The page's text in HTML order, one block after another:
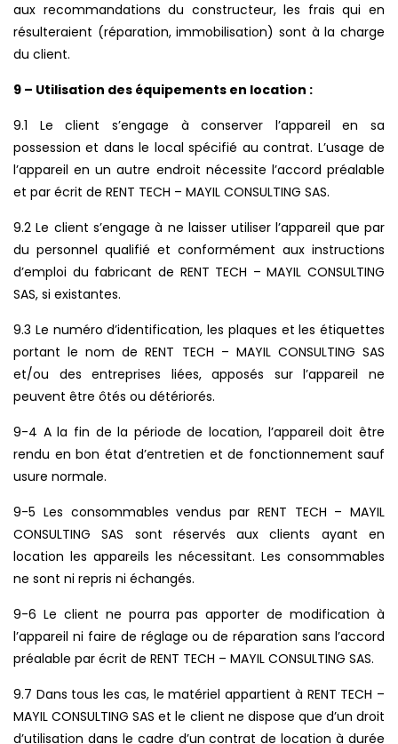
aux recommandations du constructeur, les frais qui en
résulteraient (réparation, immobilisation) sont à la charge
du client.
9 – Utilisation des équipements en location :
9.1 Le client s’engage à conserver l’appareil en sa
possession et dans le local spécifié au contrat. L’usage de
l’appareil en un autre endroit nécessite l’accord préalable
et par écrit de RENT TECH – MAYIL CONSULTING SAS.
9.2 Le client s’engage à ne laisser utiliser l’appareil que par
du personnel qualifié et conformément aux instructions
d’emploi du fabricant de RENT TECH – MAYIL CONSULTING
SAS, si existantes.
9.3 Le numéro d’identification, les plaques et les étiquettes
portant le nom de RENT TECH – MAYIL CONSULTING SAS
et/ou des entreprises liées, apposés sur l’appareil ne
peuvent être ôtés ou détériorés.
9-4 A la fin de la période de location, l’appareil doit être
rendu en bon état d’entretien et de fonctionnement sauf
usure normale.
9-5 Les consommables vendus par RENT TECH – MAYIL
CONSULTING SAS sont réservés aux clients ayant en
location les appareils les nécessitant. Les consommables
ne sont ni repris ni échangés.
9-6 Le client ne pourra pas apporter de modification à
l’appareil ni faire de réglage ou de réparation sans l’accord
préalable par écrit de RENT TECH – MAYIL CONSULTING SAS.
9.7 Dans tous les cas, le matériel appartient à RENT TECH –
MAYIL CONSULTING SAS et le client ne dispose que d’un droit
d’utilisation dans le cadre d’un contrat de location à durée